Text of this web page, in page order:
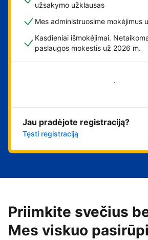
užsakymo užklausas
Mes administruosime mokėjimus
Kasdieniai išmokėjimai.
paslaugos mokestis už 2026 m.
Pradėti
Jau pradėjote registraciją?
Tęsti registraciją
Priimkite svečius
Mes viskuo